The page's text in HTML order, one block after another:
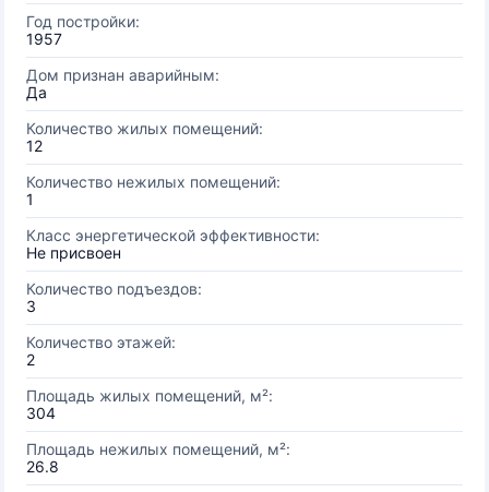
Год постройки:
1957
Дом признан аварийным:
Да
Количество жилых помещений:
12
Количество нежилых помещений:
1
Класс энергетической эффективности:
Не присвоен
Количество подъездов:
3
Количество этажей:
2
Площадь жилых помещений, м²:
304
Площадь нежилых помещений, м²:
26.8